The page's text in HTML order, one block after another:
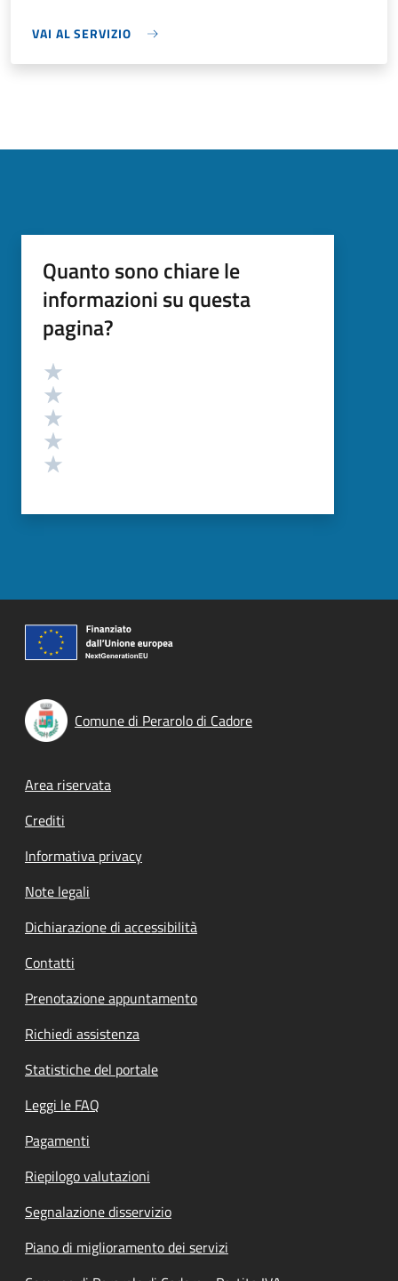
VAI AL SERVIZIO
Quanto sono chiare le
informazioni su questa
pagina?
Valutazione
Comune di Perarolo di Cadore
Footer menu
Area riservata
Crediti
Informativa privacy
Note legali
Dichiarazione di accessibilità
Contatti
Prenotazione appuntamento
Richiedi assistenza
Statistiche del portale
Leggi le FAQ
Pagamenti
Riepilogo valutazioni
Segnalazione disservizio
Piano di miglioramento dei servizi